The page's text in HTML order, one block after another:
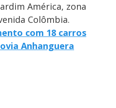
América, zona
Colômbia.
com 18 carros
Anhanguera